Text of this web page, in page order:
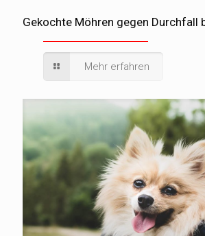
Gekochte Möhren gegen Durchfall
Mehr erfahren